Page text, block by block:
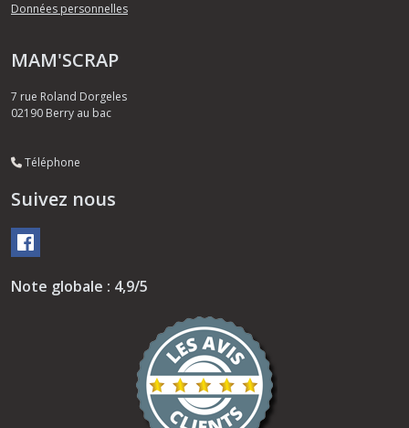
Données personnelles
MAM'SCRAP
7 rue Roland Dorgeles
02190 Berry au bac
Téléphone
Suivez nous
Note globale : 4,9/5